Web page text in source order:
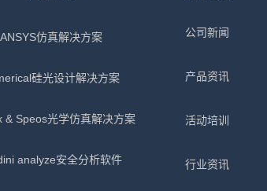
ANSYS仿真解决方案
硅光设计解决方案
& Speos光学仿真解决方案
analyze安全分析软件
公司新闻
产品资讯
活动培训
行业资讯